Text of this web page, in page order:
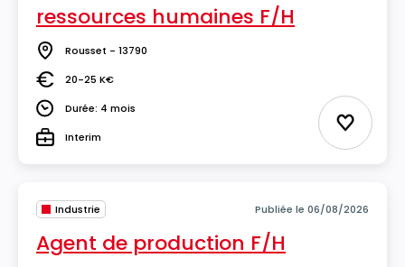
ressources humaines F/H
Lieu Rousset - 13790
Salaire20-25 K€
DuréeDurée: 4 mois
TypeInterim Ajouter
Industrie Publiée le 06/08/2026
Agent de production F/H